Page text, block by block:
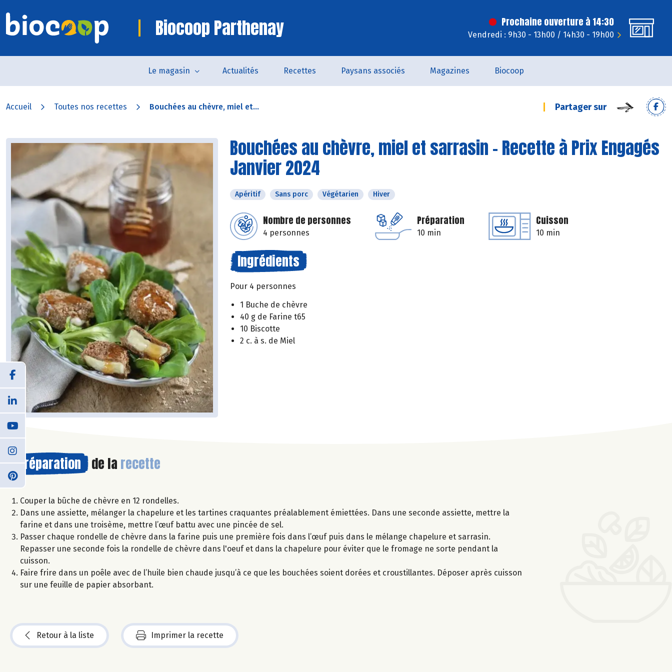
Biocoop Parthenay Prochaine ouverture à 14:30
Vendredi : 9h30 - 13h00 / 14h30 - 19h00
Le magasin Actualités Recettes Paysans associés Magazines Biocoop
Accueil Toutes nos recettes Bouchées au chèvre, miel et... Partager sur
Bouchées au chèvre, miel et sarrasin - Recette à Prix Engagés
Janvier 2024
Apéritif Sans porc Végétarien Hiver
Nombre de personnes
4 personnes
Préparation
10 min
Cuisson
10 min
Ingrédients
Pour 4 personnes
1 Buche de chèvre
40 g de Farine t65
10 Biscotte
2 c. à s. de Miel
Préparation de la recette
Couper la bûche de chèvre en 12 rondelles.
Dans une assiette, mélanger la chapelure et les tartines craquantes préalablement émiettées. Dans une seconde assiette, mettre la
farine et dans une troisème, mettre l’œuf battu avec une pincée de sel.
Passer chaque rondelle de chèvre dans la farine puis une première fois dans l’œuf puis dans le mélange chapelure et sarrasin.
Repasser une seconde fois la rondelle de chèvre dans l'oeuf et dans la chapelure pour éviter que le fromage ne sorte pendant la
cuisson.
Faire frire dans un poêle avec de l’huile bien chaude jusqu’à ce que les bouchées soient dorées et croustillantes. Déposer après cuisson
sur une feuille de papier absorbant.
Retour à la liste Imprimer la recette